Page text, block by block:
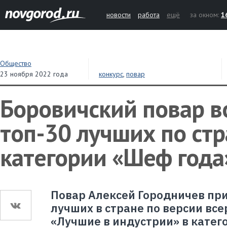
новости работа ещё за окном:
Общество
23 ноября 2022 года
конкурс, повар
Боровичский повар
топ-30 лучших по
категории «Шеф
Повар Алексей Городничев
лучших в стране по версии
«Лучшие в индустрии» в